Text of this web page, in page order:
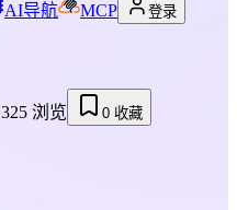
AI导航 MCP
登录
325 浏览 0 收藏